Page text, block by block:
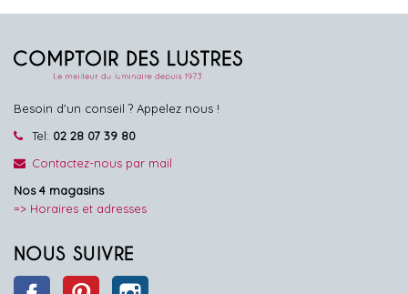
Besoin d'un conseil ? Appelez nous !
Tel: 02 28 07 39 80
Contactez-nous par mail
Nos 4 magasins
=> Horaires et adresses
NOUS SUIVRE
Facebook Pinterest